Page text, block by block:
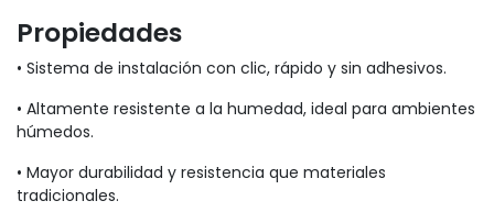
Propieda​des
• Sistema de instalación con clic, rápido y sin adhesivos.
• Altamente resistente a la humedad, ideal para ambientes
húmedos.
• Mayor durabilidad y resistencia que materiales
tradicionales.